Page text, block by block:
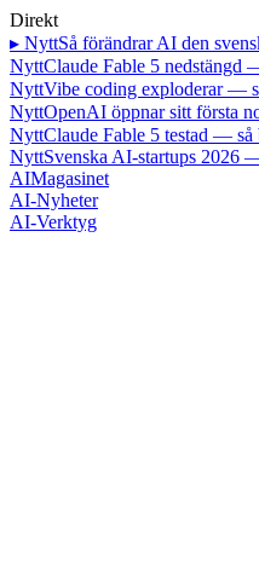
Direkt
▸ NyttSå förändrar AI den
NyttClaude Fable 5 nedstängd
NyttVibe coding exploderar —
NyttOpenAI öppnar sitt första
NyttClaude Fable 5 testad —
NyttSvenska AI-startups 2026
AIMagasinet
AI-Nyheter
AI-Verktyg